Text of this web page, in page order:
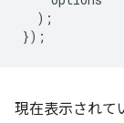
);
});
現在表示されて